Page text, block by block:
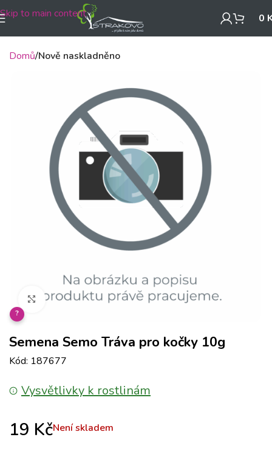
Skip to main content 0
Domů Nově naskladněno
Klikněte pro zvětšení
?
Semena Semo Tráva pro kočky 10g
Kód: 187677
Vysvětlivky k rostlinám
19 KčNení skladem